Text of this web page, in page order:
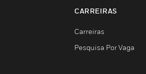
CARREIRAS
Carreiras
Pesquisa Por Vaga